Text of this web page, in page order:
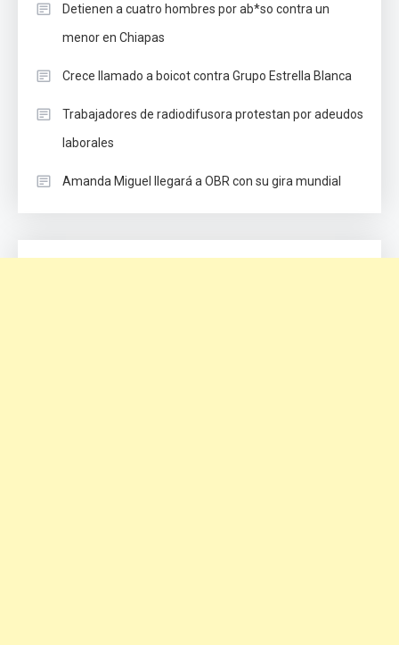
Detienen a cuatro hombres por ab*so contra un
menor en Chiapas
Crece llamado a boicot contra Grupo Estrella Blanca
Trabajadores de radiodifusora protestan por adeudos
laborales
Amanda Miguel llegará a OBR con su gira mundial